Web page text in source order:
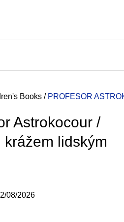
Books / PROFESOR
Astrokocour /
krážem lidským
08/2026